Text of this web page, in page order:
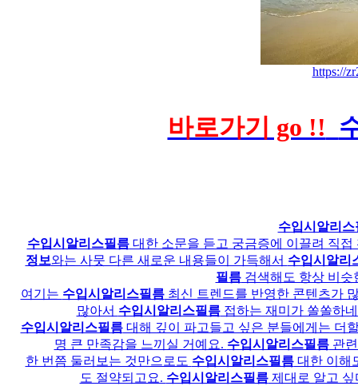
https://
바로가기 go !!
수입시알리스
수입시알리스필름대한 소문을 듣고 궁금증에 이끌려 직접
정보와는 사뭇 다른 새로운 내용들이 가득해서 수입시알리
필름검색해도 항상 비슷
여기는 수입시알리스필름최신 트렌드를 반영한 콘텐츠가
많아서 수입시알리스필름접하는 재미가 쏠쏠하
수입시알리스필름대해 깊이 파고들고 싶은 분들에게는 더
명 큰 만족감을 느끼실 거예요. 수입시알리스필름관련
한 번쯤 둘러보는 것만으로도 수입시알리스필름대한 이해
도 절약되고요. 수입시알리스필름제대로 알고 싶